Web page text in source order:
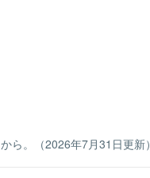
ら。（2026年7月31日更新）